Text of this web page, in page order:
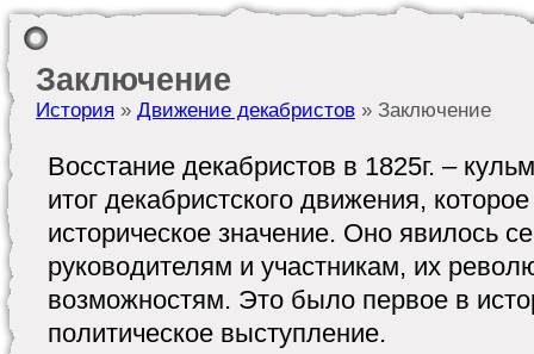
Заключение
История » Движение декабристов » Заключение
Восстание декабристов в 1825г. –
итог декабристского движения,
историческое значение. Оно явилось
руководителям и участникам, их
возможностям. Это было первое в
политическое выступление.